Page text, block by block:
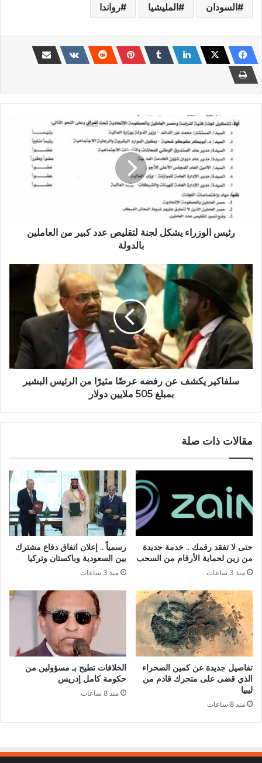
السودان المليشيا رواندا
رئيس
الوزراء
لتقليص
العاملين
بالدولةرئيس الوزراء يشكل لجنة لتقليص عدد كبير من العاملين
بالدولة
سلفاكير
يكشف
عن
رفضه
عرضًا
مثيرًا
من
الرئيس
البشير
بمبلغ
دولار
سلفاكير يكشف عن رفضه عرضًا مثيرًا من الرئيس البشير
بمبلغ 505 ملايين دولار
مقالات ذات صلة
حتى لا تفقد رقمك .. خدمة جديدة
من زين لحماية الأرقام من السحب
منذ 3 ساعات
رسمياً .. إعلان اتفاق دفاع مشترك
بين السعودية وباكستان وتركيا
منذ 3 ساعات
تفاصيل جديدة عن كمين الصحراء
الذي قضى على متحرك قادم من
ليبيا
منذ 8 ساعات
الخلافات تطيح بـ مسؤولين من
حكومة كامل إدريس
منذ 8 ساعات